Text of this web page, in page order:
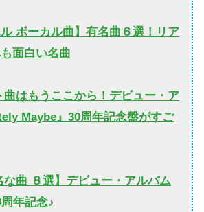
ボーカル曲】有名曲６選！リア
面白い名曲
曲はもうここから！デビュー・ア
Maybe』30周年記念盤がすご
な曲 ８選】デビュー・アルバム
周年記念♪